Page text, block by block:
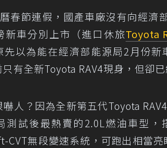
春節連假，國產車廠沒有向經濟
新車分別上市（進口休旅Toyota
先以為能在經濟部能源局2月份
有全新Toyota RAV4現身，但卻已
人？因為全新第五代Toyota
測試後最熱賣的2.0L燃油車型，
CVT無段變速系統，可跑出相當